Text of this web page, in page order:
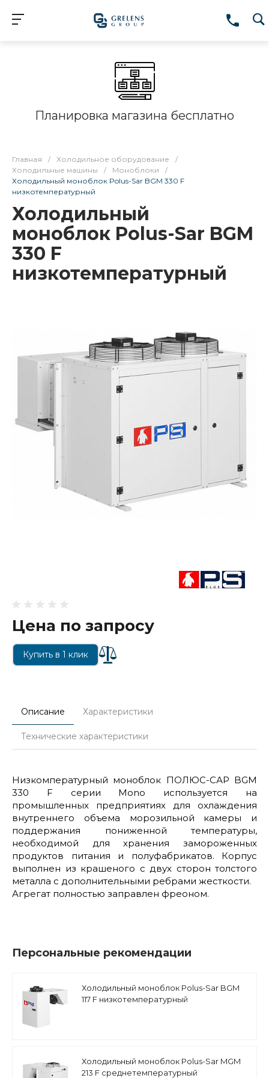
Планировка магазина бесплатно
Главная / Холодильное оборудование
/
Холодильные машины
/ Моноблоки
/
Холодильный моноблок Polus-Sar BGM 330 F
низкотемпературный
Холодильный
моноблок Polus-Sar BGM
330 F
низкотемпературный
Цена по запросу
Купить в 1 клик
Описание Характеристики
Технические характеристики
Низкомпературный моноблок ПОЛЮС-САР BGM
330 F серии Mono используется на
промышленных предприятиях для охлаждения
внутреннего объема морозильной камеры и
поддержания пониженной температуры,
необходимой для хранения замороженных
продуктов питания и полуфабрикатов. Корпус
выполнен из крашеного с двух сторон толстого
металла с дополнительными ребрами жесткости.
Агрегат полностью заправлен фреоном.
Персональные рекомендации
Холодильный моноблок Polus-Sar BGM
117 F низкотемпературный
Холодильный моноблок Polus-Sar MGM
213 F среднетемпературный